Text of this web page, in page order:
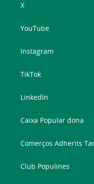
X
YouTube
Instagram
TikTok
LinkedIn
Caixa Popular dona
Comerços Adherits
Club Populines